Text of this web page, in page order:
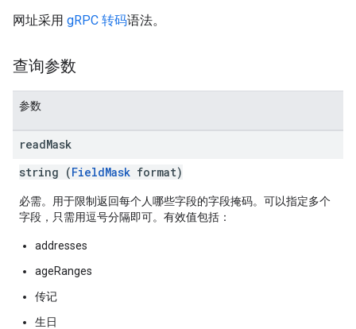
网址采用 gRPC 转码语法。
查询参数
参数
readMask
string (FieldMask format)
必需。用于限制返回每个人哪些字段的字段掩码。可以指定多个
字段，只需用逗号分隔即可。有效值包括：
addresses
ageRanges
传记
生日